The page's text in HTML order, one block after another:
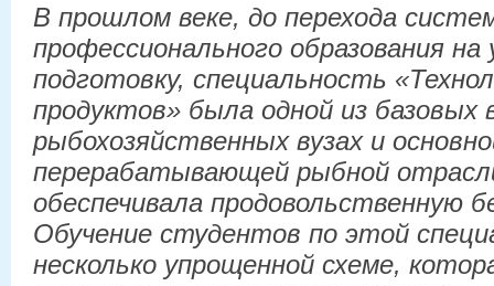
В прошлом веке, до перехода
профессионального образования на
подготовку, специальность
продуктов» была одной из базовых
рыбохозяйственных вузах и
перерабатывающей рыбной
обеспечивала продовольственную
Обучение студентов по этой
несколько упрощенной схеме,